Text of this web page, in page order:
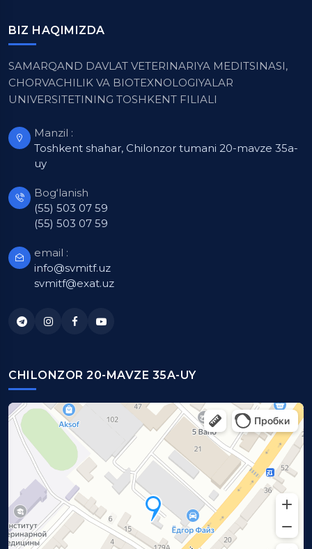
BIZ HAQIMIZDA
SAMARQAND DAVLAT VETERINARIYA MEDITSINASI,
CHORVACHILIK VA BIOTEXNOLOGIYALAR
UNIVERSITETINING TOSHKENT FILIALI
Manzil :
Toshkent shahar, Chilonzor tumani 20-mavze 35a-
uy
Bog‘lanish
(55) 503 07 59
(55) 503 07 59
email :
info@svmitf.uz
svmitf@exat.uz
CHILONZOR 20-MAVZE 35A-UY